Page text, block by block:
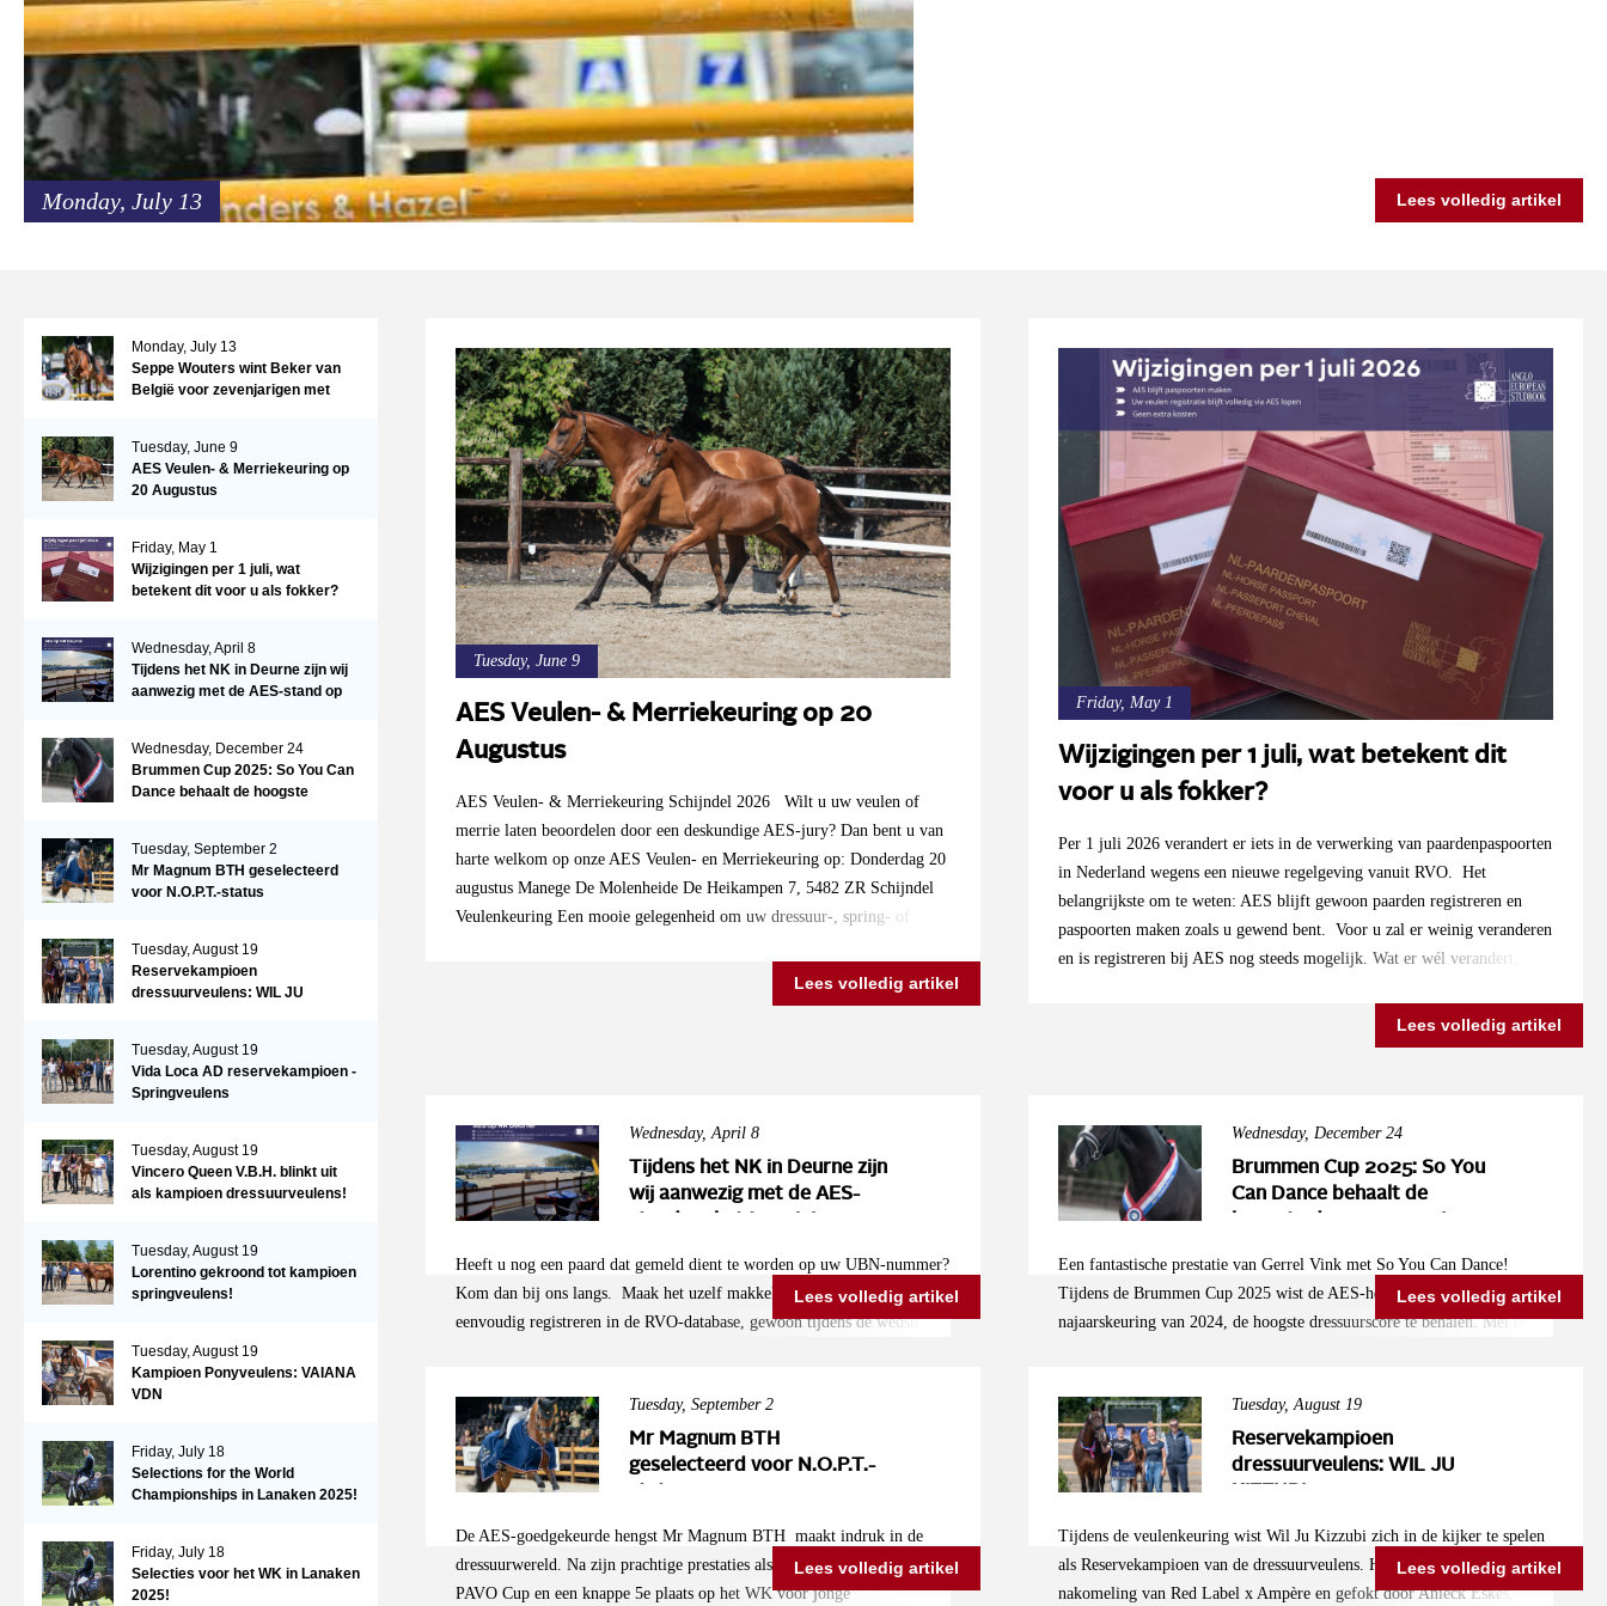
Monday, July 13 Lees volledig artikel
Tuesday, June 9
AES Veulen- & Merriekeuring op 20
Augustus
AES Veulen- & Merriekeuring Schijndel 2026 Wilt u uw veulen of
merrie laten beoordelen door een deskundige AES-jury? Dan bent u van
harte welkom op onze AES Veulen- en Merriekeuring op: Donderdag 20
augustus Manege De Molenheide De Heikampen 7, 5482 ZR Schijndel
Veulenkeuring Een mooie gelegenheid om uw dressuur-, spring- of
uitstraling. Na de presentatie ontvangt u direct een mondelinge
toelichting van de jury. Nog niet geregistreerd bij AES? Geen probleem,
professionele foto's gemaakt door Charlotte van Picture Pure. Deze
foto's worden geplaatst op de AES-website en zijn vrij te gebruiken.
Aanmelden kan eenvoudig via Mijn AES, door een e-mail te sturen naar
Lees volledig artikel
Friday, May 1
Wijzigingen per 1 juli, wat betekent dit
voor u als fokker?
Per 1 juli 2026 verandert er iets in de verwerking van paardenpaspoorten
in Nederland wegens een nieuwe regelgeving vanuit RVO. Het
belangrijkste om te weten: AES blijft gewoon paarden registreren en
paspoorten maken zoals u gewend bent. Voor u zal er weinig veranderen
en is registreren bij AES nog steeds mogelijk. Wat er wél verandert, is
aanmelden en opsturen. Dit gaat via een andere gemachtigde instantie.
Daardoor kan het iets langer duren voordat u het paspoort ontvangt. In
extra kosten bij • Er zit alleen voor ons een extra stap in het proces We
zijn op dit moment bezig om een goede en soepele samenwerking op te
zetten met een van de gemachtigde instanties, zodat dit zo vlot mogelijk
verloopt. Daarnaast werken we er hard aan om weer zelf gemachtigde
weer rond te hebben, en als het kan natuurlijk eerder. Tot die tijd blijft
het dus gewoon business as usual, alleen met een kleine omweg achter de
schermen. Indien u er vragen over heeft kunt u contact met ons
Lees volledig artikel
Wednesday, April 8
Tijdens het NK in Deurne zijn
wij aanwezig met de AES-
Heeft u nog een paard dat gemeld dient te worden op uw UBN-nummer?
Kom dan bij ons langs. Maak het uzelf makkelijk: laat uw paard snel en
eenvoudig registreren in de RVO-database, gewoon tijdens de wedstrijd.
paspoort van uw paard mee te nemen, zodat alles vlot kan verlopen. We
helpen u graag ter plekke. Zien we u daar?
Lees volledig artikel
Wednesday, December 24
Brummen Cup 2025: So You
Can Dance behaalt de
Een fantastische prestatie van Gerrel Vink met So You Can Dance!
Tijdens de Brummen Cup 2025 wist de AES-hengst, gekeurd op de
najaarskeuring van 2024, de hoogste dressuurscore te behalen. Met een
zowel rijdbaarheid als aanleg, liet So You Can Dance zien waarom hij de
AES-kampioen van vorig jaar is. Daarnaast was er ook succes voor
Gerrel Vink in de AES Hengstenkeuring najaarseditie 2025, waar hij
opnieuw de kampioen bracht: Touch of Class (v. Florida TN x Total
Lees volledig artikel
Tuesday, September 2
Mr Magnum BTH
geselecteerd voor N.O.P.T.-
De AES-goedgekeurde hengst Mr Magnum BTH maakt indruk in de
dressuurwereld. Na zijn prachtige prestaties als reservekampioen in de
PAVO Cup en een knappe 5e plaats op het WK voor jonge
Lees volledig artikel
Tuesday, August 19
Reservekampioen
dressuurveulens: WIL JU
Tijdens de veulenkeuring wist Wil Ju Kizzubi zich in de kijker te spelen
als Reservekampioen van de dressuurveulens. Het merrieveulen, een
nakomeling van Red Label x Ampère en gefokt door Anieck Eskes,
Lees volledig artikel
Monday, July 13
Seppe Wouters wint Beker van
België voor zevenjarigen met
Tuesday, June 9
AES Veulen- & Merriekeuring op
20 Augustus
Friday, May 1
Wijzigingen per 1 juli, wat
betekent dit voor u als fokker?
Wednesday, April 8
Tijdens het NK in Deurne zijn wij
aanwezig met de AES-stand op
Wednesday, December 24
Brummen Cup 2025: So You Can
Dance behaalt de hoogste
Tuesday, September 2
Mr Magnum BTH geselecteerd
voor N.O.P.T.-status
Tuesday, August 19
Reservekampioen
dressuurveulens: WIL JU
Tuesday, August 19
Vida Loca AD reservekampioen -
Springveulens
Tuesday, August 19
Vincero Queen V.B.H. blinkt uit
als kampioen dressuurveulens!
Tuesday, August 19
Lorentino gekroond tot kampioen
springveulens!
Tuesday, August 19
Kampioen Ponyveulens: VAIANA
VDN
Friday, July 18
Selections for the World
Championships in Lanaken 2025!
Friday, July 18
Selecties voor het WK in Lanaken
2025!